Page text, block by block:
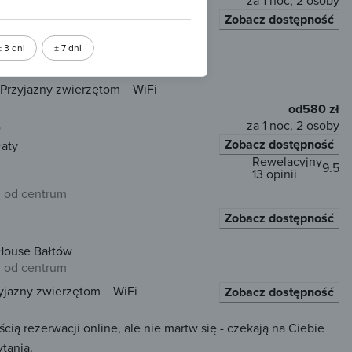
3 dni ± 7 dni
Zobacz dostępność
Przyjazny zwierzętom
WiFi
od580 zł
za 1 noc, 2 osoby
Zobacz dostępność
od centrum
9.5
Rewelacyjny
13 opinii
Zobacz dostępność
Bałtów
od centrum
zwierzętom WiFi Zobacz dostępność
rezerwacji online, ale nie martw się - czekają na Ciebie